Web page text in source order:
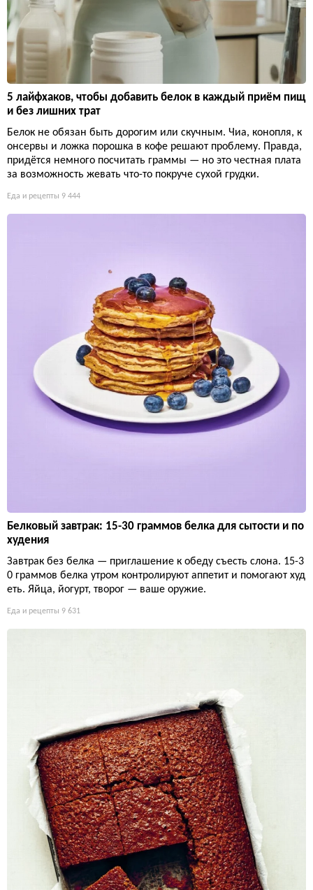
5 лайфхаков, чтобы добавить белок в каждый приём пищ
и без лишних трат
Белок не обязан быть дорогим или скучным. Чиа, конопля, к
онсервы и ложка порошка в кофе решают проблему. Правда,
придётся немного посчитать граммы — но это честная плата
за возможность жевать что-то покруче сухой грудки.
Еда и рецепты 9 444
Белковый завтрак: 15-30 граммов белка для сытости и по
худения
Завтрак без белка — приглашение к обеду съесть слона. 15-3
0 граммов белка утром контролируют аппетит и помогают худ
еть. Яйца, йогурт, творог — ваше оружие.
Еда и рецепты 9 631